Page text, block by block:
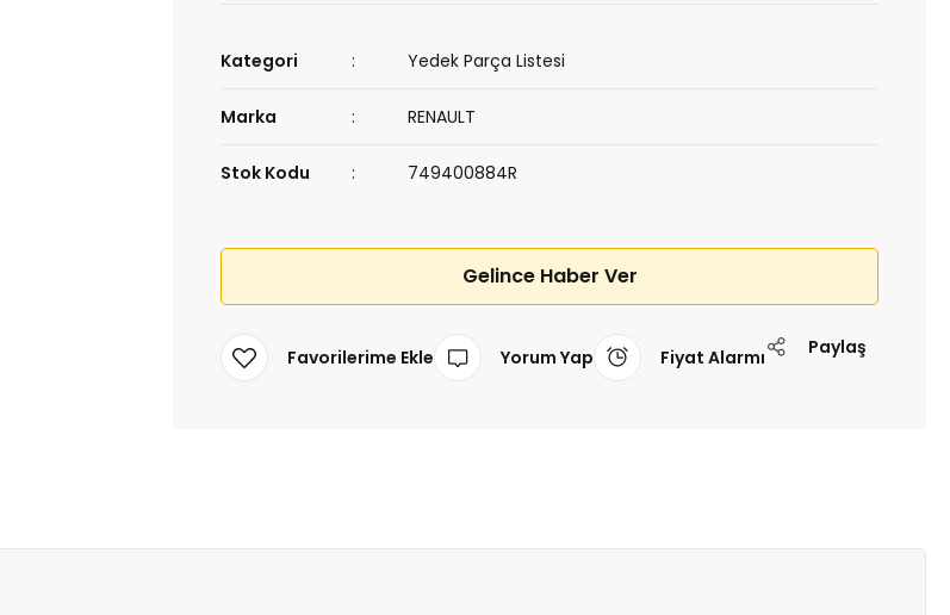
Kategori Yedek Parça Listesi
Marka RENAULT
Stok Kodu 749400884R
Gelince Haber Ver
Yorum Yap Fiyat Alarmı Paylaş